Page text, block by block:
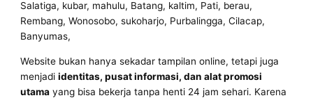
Website bukan hanya sekadar tampilan online, tetapi juga
menjadiidentitas, pusat informasi, dan alat promosi
utama yang bisa bekerja tanpa henti 24 jam sehari. Karena